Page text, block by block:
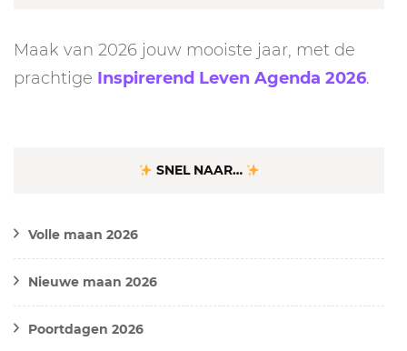
Maak van 2026 jouw mooiste jaar, met de
prachtige Inspirerend Leven Agenda 2026.
SNEL NAAR…
Volle maan 2026
Nieuwe maan 2026
Poortdagen 2026